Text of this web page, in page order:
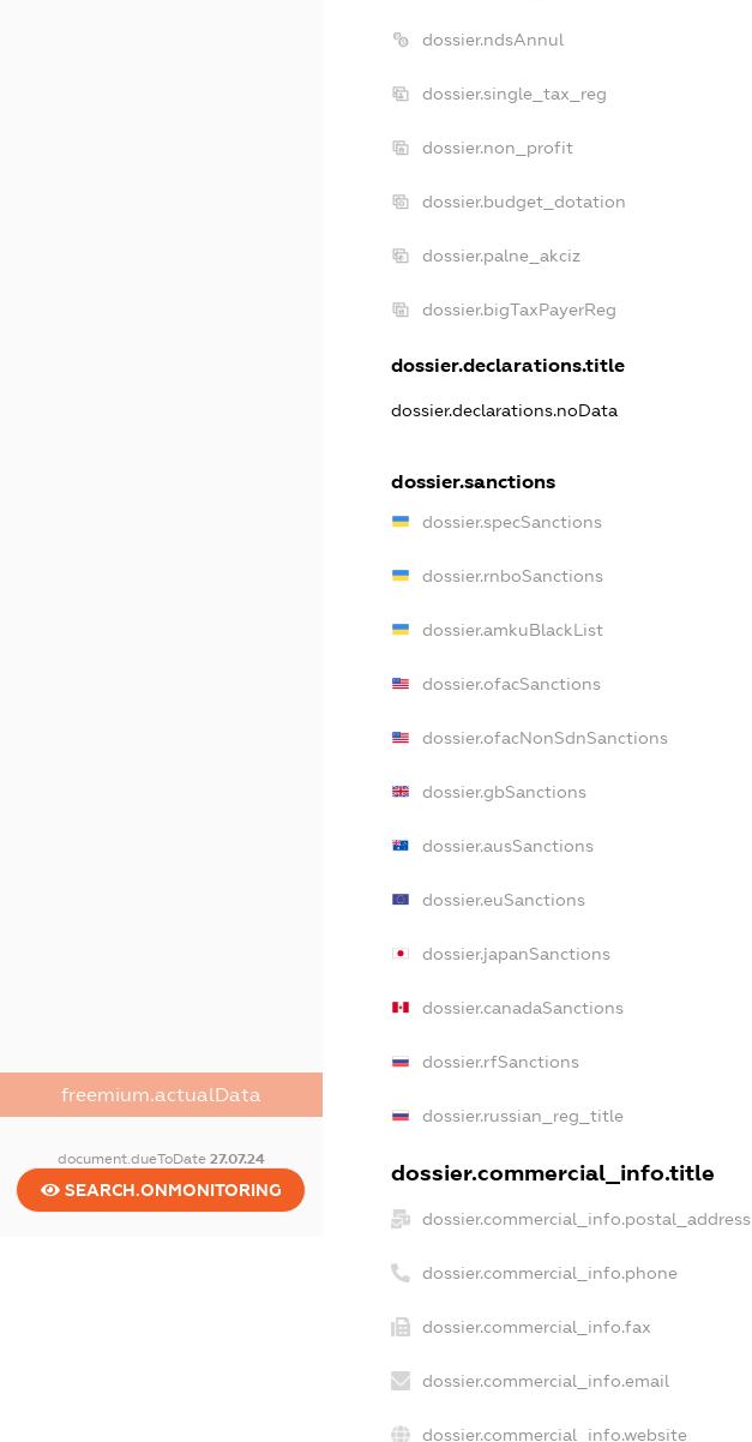
freemium.actualData
document.dueToDate 27.07.24
SEARCH.ONMONITORING
dossier.ndsAnnul
dossier.single_tax_reg
dossier.non_profit
dossier.budget_dotation
dossier.palne_akciz
dossier.bigTaxPayerReg
dossier.declarations.title
dossier.declarations.noData
dossier.sanctions
dossier.specSanctions
dossier.rnboSanctions
dossier.amkuBlackList
dossier.ofacSanctions
dossier.ofacNonSdnSanctions
dossier.gbSanctions
dossier.ausSanctions
dossier.euSanctions
dossier.japanSanctions
dossier.canadaSanctions
dossier.rfSanctions
dossier.russian_reg_title
dossier.commercial_info.title
dossier.commercial_info.postal_address
dossier.commercial_info.phone
dossier.commercial_info.fax
dossier.commercial_info.email
dossier.commercial_info.website